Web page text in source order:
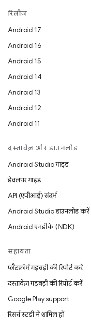
रिलीज़
Android 17
Android 16
Android 15
Android 14
Android 13
Android 12
Android 11
दस्तावेज़ और डाउनलोड
Android Studio गाइड
डेवलपर गाइड
API (एपीआई) संदर्भ
Android Studio डाउनलोड करें
Android एनडीके (NDK)
सहायता
प्लैटफ़ॉर्म गड़बड़ी की रिपोर्ट करें
दस्तावेज़ गड़बड़ी की रिपोर्ट करें
Google Play support
रिसर्च स्टडी में शामिल हों